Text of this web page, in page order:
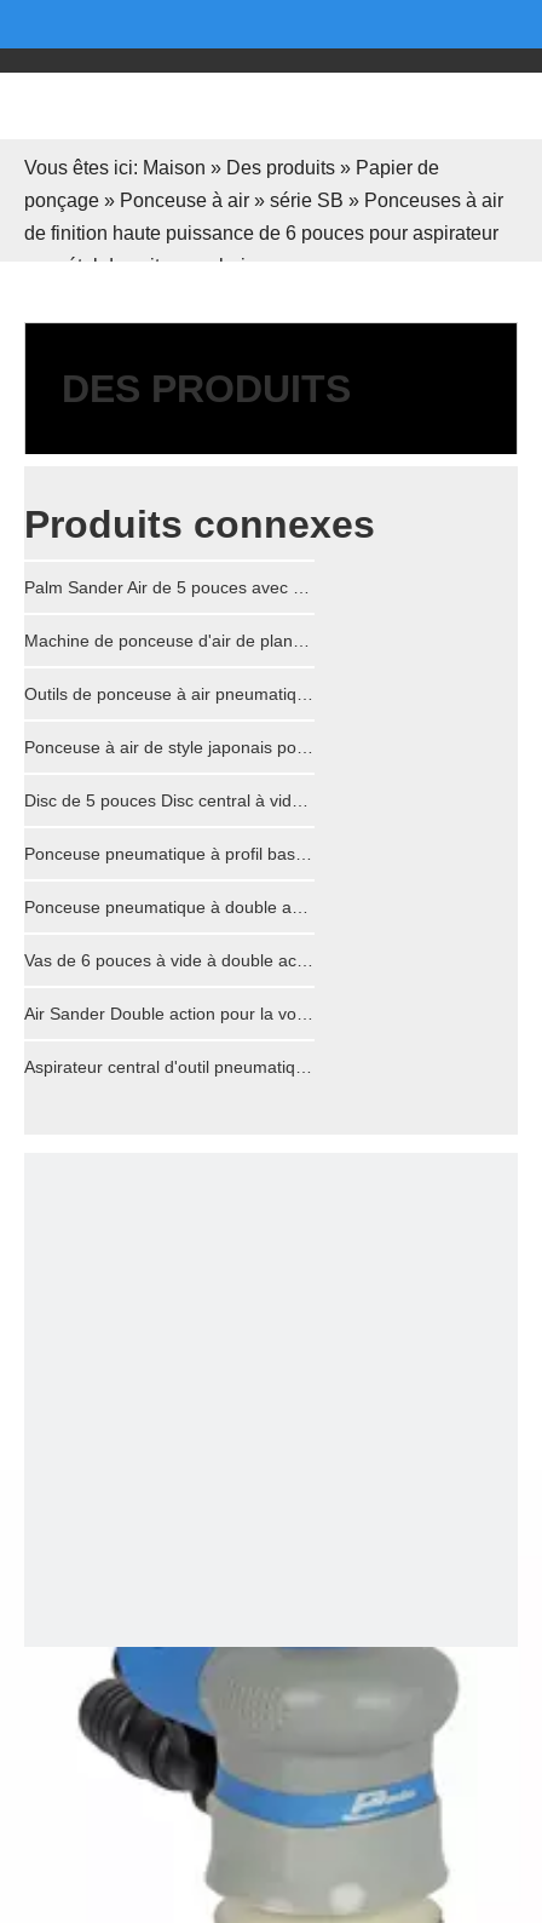
Vous êtes ici: Maison » Des produits » Papier de
ponçage » Ponceuse à air » série SB » Ponceuses à air
de finition haute puissance de 6 pouces pour aspirateur
en métal de voiture en bois
DES PRODUITS
Produits connexes
Ponceuses à air de finition haute
puissance de 6 pouces pour aspirateur
en métal de voiture en bois
Une finition satisfaisante est l'incitation lors de la préparation de
votre surface de travail. Le secret d'une bonne finition consiste à
utiliser la ponceuse droite. Les ponceuses d'air sont parfaits
pour travailler avec du bois ou du métal et de la carrosserie de
voiture de ponçage ou de la repinaison d'une table peuvent être